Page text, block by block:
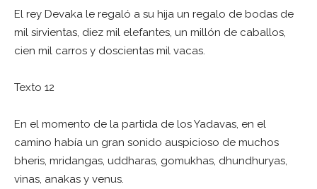
El rey Devaka le regaló a su hija un regalo de bodas de
mil sirvientas, diez mil elefantes, un millón de caballos,
cien mil carros y doscientas mil vacas.
Texto 12
En el momento de la partida de los Yadavas, en el
camino había un gran sonido auspicioso de muchos
bheris, mridangas, uddharas, gomukhas, dhundhuryas,
vinas, anakas y venus.